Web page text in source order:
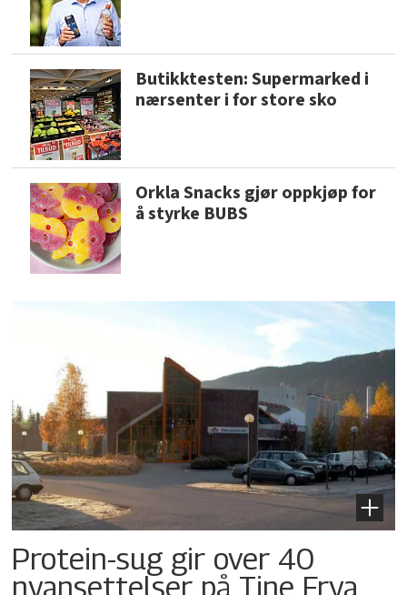
Butikktesten: Supermarked i
nærsenter i for store sko
Orkla Snacks gjør oppkjøp for
å styrke BUBS
Protein-sug gir over 40
nyansettelser på Tine Frya